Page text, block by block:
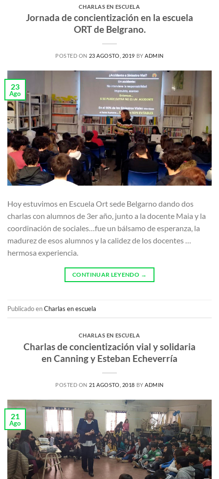
CHARLAS EN ESCUELA
Jornada de concientización en la escuela
ORT de Belgrano.
POSTED ON 23 AGOSTO, 2019 BYADMIN
23
Ago
Hoy estuvimos en Escuela Ort sede Belgarno dando dos
charlas con alumnos de 3er año, junto a la docente Maia y la
coordinación de sociales…fue un bálsamo de esperanza, la
madurez de esos alumnos y la calidez de los docentes …
hermosa experiencia.
CONTINUAR LEYENDO →
Publicado enCharlas en escuela
CHARLAS EN ESCUELA
Charlas de concientización vial y solidaria
en Canning y Esteban Echeverría
POSTED ON 21 AGOSTO, 2018 BYADMIN
21
Ago